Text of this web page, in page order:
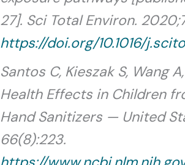
27]. Sci Total Environ.
https://doi.org/10.1016/
Santos C, Kieszak S, Wang
Health Effects in Children
Hand Sanitizers — United
66(8):223.